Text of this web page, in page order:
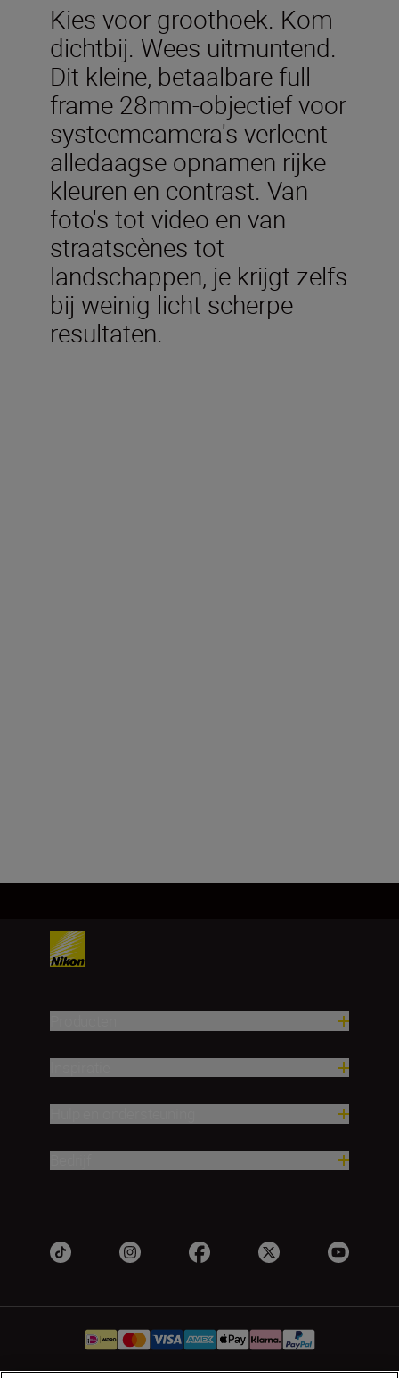
Kies voor groothoek. Kom
dichtbij. Wees uitmuntend.
Dit kleine, betaalbare full-
frame 28mm-objectief voor
systeemcamera's verleent
alledaagse opnamen rijke
kleuren en contrast. Van
foto's tot video en van
straatscènes tot
landschappen, je krijgt zelfs
bij weinig licht scherpe
resultaten.